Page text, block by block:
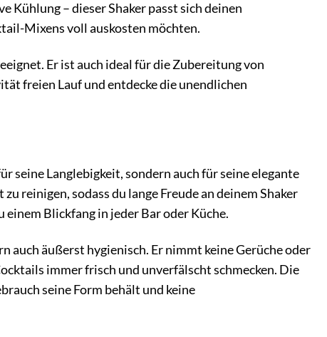
Kühlung – dieser Shaker passt sich deinen
Mixens voll auskosten möchten.
Er ist auch ideal für die Zubereitung von
freien Lauf und entdecke die unendlichen
seine Langlebigkeit, sondern auch für seine elegante
reinigen, sodass du lange Freude an deinem Shaker
Blickfang in jeder Bar oder Küche.
auch äußerst hygienisch. Er nimmt keine Gerüche oder
immer frisch und unverfälscht schmecken. Die
seine Form behält und keine